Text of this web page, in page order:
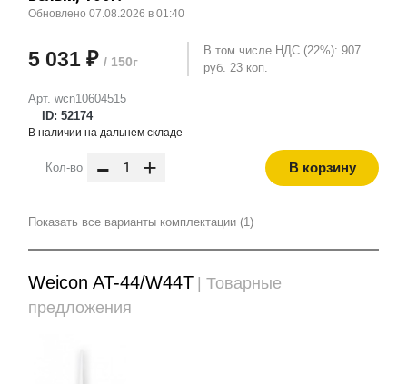
Арт. wcn10604515
ID: 52174
Обновлено 07.08.2026 в 01:40
5 031 ₽ / 150г
В том числе НДС (22%): 907
руб. 23 коп.
В наличии на дальнем складе
Кол-во - + В корзину
Показать все варианты комплектации (1)
Weicon AT-44/W44T | Товарные
предложения